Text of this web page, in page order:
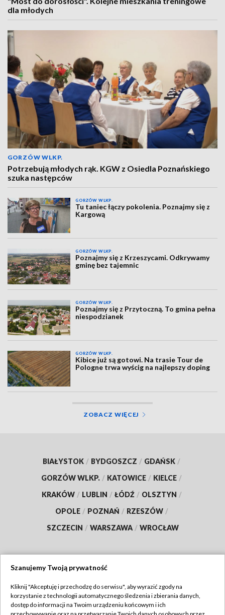
dla młodych
GORZÓW WLKP.
Potrzebują młodych rąk. KGW z Osiedla Poznańskiego
szuka następców
GORZÓW WLKP.
Tu taniec łączy pokolenia. Poznajmy się z
Kargową
GORZÓW WLKP.
Poznajmy się z Krzeszycami. Odkrywamy
gminę bez tajemnic
GORZÓW WLKP.
Poznajmy się z Przytoczną. To gmina pełna
niespodzianek
GORZÓW WLKP.
Kibice już są gotowi. Na trasie Tour de
Pologne trwa wyścig na najlepszy doping
ZOBACZ WIĘCEJ
BIAŁYSTOK / BYDGOSZCZ / GDAŃSK /
GORZÓW WLKP. / KATOWICE / KIELCE /
KRAKÓW / LUBLIN / ŁÓDŹ / OLSZTYN /
OPOLE / POZNAŃ / RZESZÓW /
SZCZECIN / WARSZAWA / WROCŁAW
TVP
Szanujemy Twoją prywatność
Kliknij "Akceptuję i przechodzę do serwisu", aby wyrazić zgody na
korzystanie z technologii automatycznego śledzenia i zbierania danych,
dostęp do informacji na Twoim urządzeniu końcowym i ich